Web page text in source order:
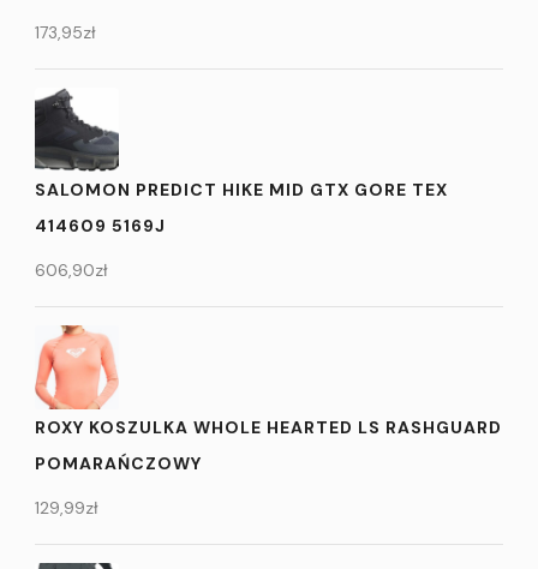
173,95zł
SALOMON PREDICT HIKE MID GTX GORE TEX
414609 5169J
606,90zł
ROXY KOSZULKA WHOLE HEARTED LS RASHGUARD
POMARAŃCZOWY
129,99zł